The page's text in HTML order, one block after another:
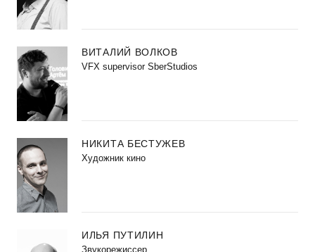
ВИТАЛИЙ ВОЛКОВ
VFX supervisor SberStudios
НИКИТА БЕСТУЖЕВ
Художник кино
ИЛЬЯ ПУТИЛИН
Звукорежиссер